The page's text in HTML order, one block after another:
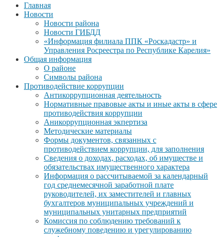
Главная
Новости
Новости района
Новости ГИБДД
«Информация филиала ППК «Роскадастр» и
Управления Росреестра по Республике Карелия»
Общая информация
О районе
Символы района
Противодействие коррупции
Антикоррупционная деятельность
Нормативные правовые акты и иные акты в сфере
противодействия коррупции
Аникоррупционная экпертиза
Методические материалы
Формы документов, связанных с
противодействием коррупции, для заполнения
Сведения о доходах, расходах, об имуществе и
обязательствах имущественного характера
Информация о рассчитываемой за календарный
год среднемесячной заработной плате
руководителей, их заместителей и главных
бухгалтеров муниципальных учреждений и
муниципальных унитарных предприятий
Комиссия по соблюдению требований к
служебному поведению и урегулированию